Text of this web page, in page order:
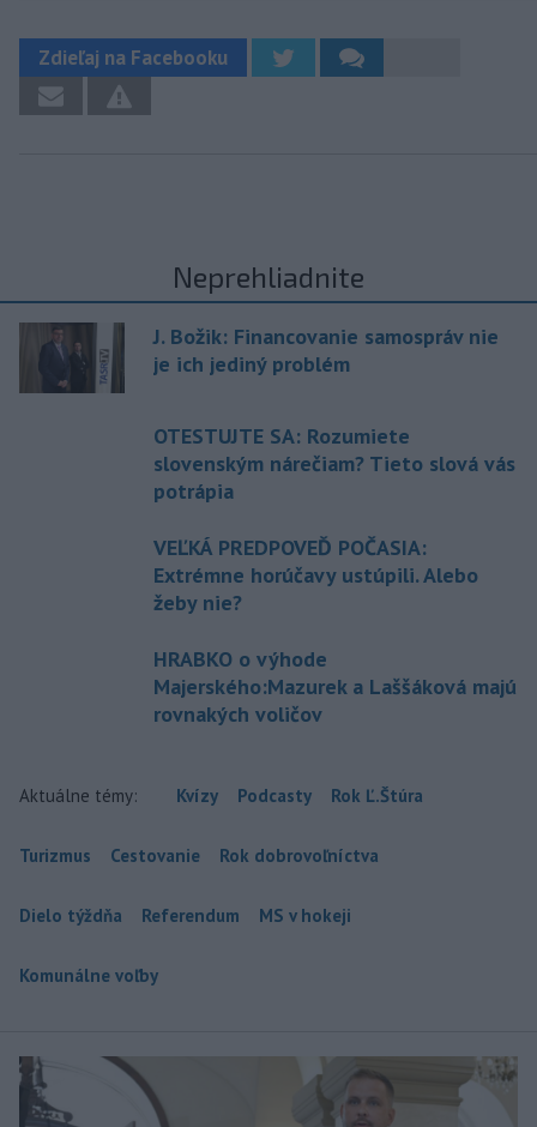
Zdieľaj na Facebooku
Neprehliadnite
J. Božik: Financovanie samospráv nie
je ich jediný problém
OTESTUJTE SA: Rozumiete
slovenským nárečiam? Tieto slová vás
potrápia
VEĽKÁ PREDPOVEĎ POČASIA:
Extrémne horúčavy ustúpili. Alebo
žeby nie?
HRABKO o výhode
Majerského:Mazurek a Laššáková majú
rovnakých voličov
Aktuálne témy: Kvízy Podcasty Rok Ľ.Štúra
Turizmus Cestovanie Rok dobrovoľníctva
Dielo týždňa Referendum MS v hokeji
Komunálne voľby